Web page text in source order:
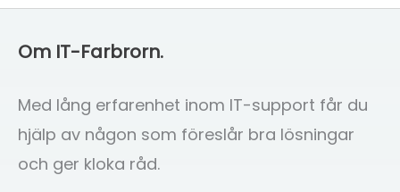
Om IT-Farbrorn.
Med lång erfarenhet inom IT-support får du
hjälp av någon som föreslår bra lösningar
och ger kloka råd.